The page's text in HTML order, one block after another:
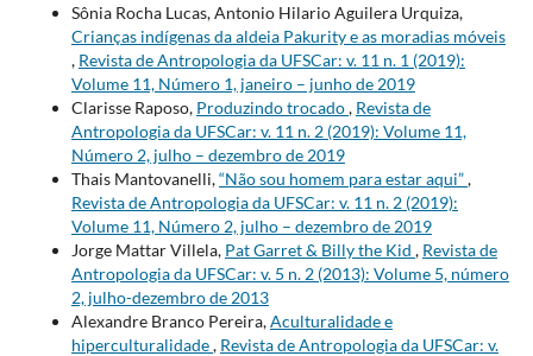
Sônia Rocha Lucas, Antonio Hilario Aguilera Urquiza,
Crianças indígenas da aldeia Pakurity e as moradias móveis
, Revista de Antropologia da UFSCar: v. 11 n. 1 (2019):
Volume 11, Número 1, janeiro – junho de 2019
Clarisse Raposo, Produzindo trocado, Revista de
Antropologia da UFSCar: v. 11 n. 2 (2019): Volume 11,
Número 2, julho – dezembro de 2019
Thais Mantovanelli,“Não sou homem para estar aqui”,
Revista de Antropologia da UFSCar: v. 11 n. 2 (2019):
Volume 11, Número 2, julho – dezembro de 2019
Jorge Mattar Villela, Pat Garret & Billy the Kid , Revista de
Antropologia da UFSCar: v. 5 n. 2 (2013): Volume 5, número
2, julho-dezembro de 2013
Alexandre Branco Pereira,Aculturalidade e
hiperculturalidade, Revista de Antropologia da UFSCar: v.